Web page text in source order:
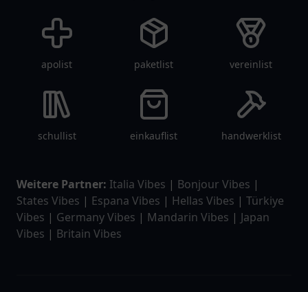
apolist paketlist vereinlist
schullist einkauflist handwerklist
Weitere Partner: Italia Vibes | Bonjour Vibes |
States Vibes | Espana Vibes | Hellas Vibes | Türkiye
Vibes | Germany Vibes | Mandarin Vibes | Japan
Vibes | Britain Vibes